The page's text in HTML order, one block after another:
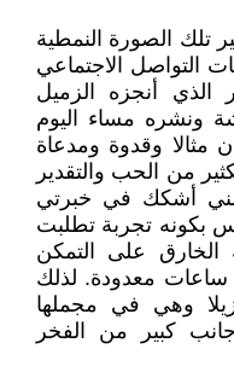
تلك الصورة النمطية
التواصل الاجتماعي
الذي أنجزه الزميل
الورشة ونشره مساء اليوم
مثالا وقدوة ومدعاة
من الحب والتقدير
أشكك في خبرتي
بكونه تجربة تطلبت
على التمكن
ساعات معدودة. لذلك
وهي في مجملها
كبير من الفخر